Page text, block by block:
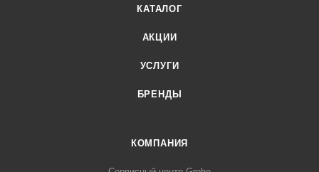
КАТАЛОГ
АКЦИИ
УСЛУГИ
БРЕНДЫ
КОМПАНИЯ